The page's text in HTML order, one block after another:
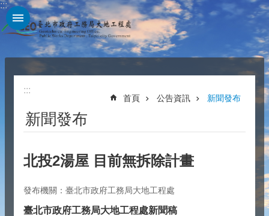
跳到主要內容區塊
:::
:::
首頁 公告資訊 新聞發布
新聞發布
北投2湯屋 目前無拆除計畫
發布機關：臺北市政府工務局大地工程處
臺北市政府工務局大地工程處新聞稿